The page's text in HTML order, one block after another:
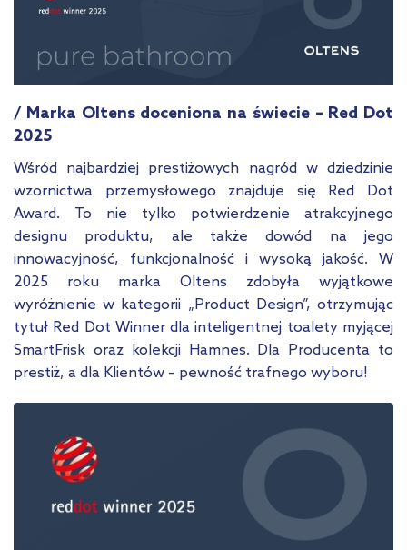
/ Marka Oltens doceniona na świecie – Red Dot
2025
Wśród najbardziej prestiżowych nagród w dziedzinie
wzornictwa przemysłowego znajduje się Red Dot
Award. To nie tylko potwierdzenie atrakcyjnego
designu produktu, ale także dowód na jego
innowacyjność, funkcjonalność i wysoką jakość. W
2025 roku marka Oltens zdobyła wyjątkowe
wyróżnienie w kategorii „Product Design”, otrzymując
tytuł Red Dot Winner dla inteligentnej toalety myjącej
SmartFrisk oraz kolekcji Hamnes. Dla Producenta to
prestiż, a dla Klientów – pewność trafnego wyboru!